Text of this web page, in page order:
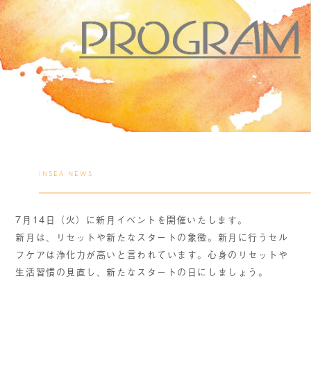
INSEA NEWS
7月14日（火）に新月イベントを開催いたします。
新月は、リセットや新たなスタートの象徴。新月に行うセル
フケアは浄化力が高いと言われています。心身のリセットや
生活習慣の見直し、新たなスタートの日にしましょう。